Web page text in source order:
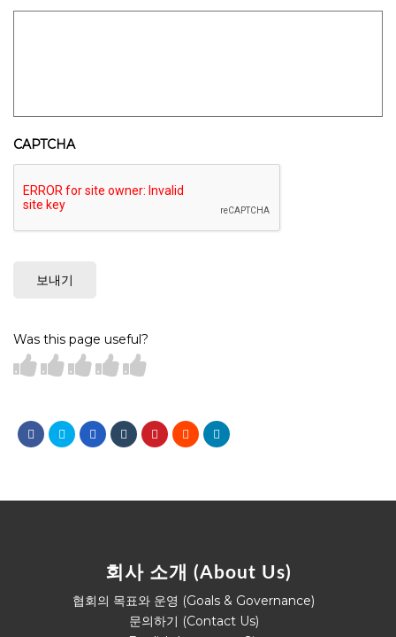
CAPTCHA
보내기
Was this page useful?
회사 소개 (About Us)
협회의 목표와 운영 (Goals & Governance)
문의하기 (Contact Us)